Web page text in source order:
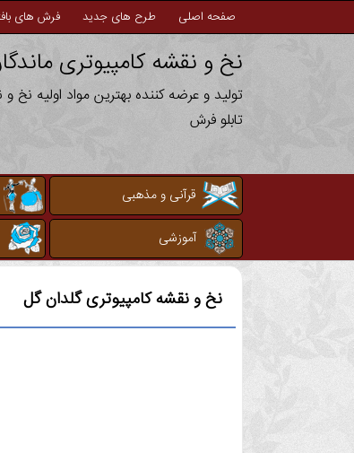
صفحه اصلی طرح های جدید فرش های
نخ و نقشه کامپیوتری
تولید و عرضه کننده بهترین مواد اولیه نخ
تابلو فرش
قرآنی و مذهبی
آموزشی
نخ و نقشه کامپیوتریگلدان گل